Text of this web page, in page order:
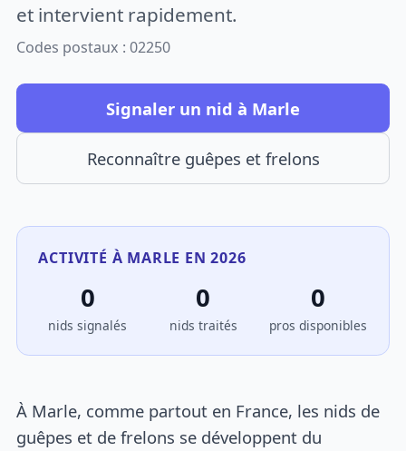
et intervient rapidement.
Codes postaux : 02250
Signaler un nid à Marle
Reconnaître guêpes et frelons
ACTIVITÉ À MARLE EN 2026
0
nids signalés
0
nids traités
0
pros disponibles
À Marle, comme partout en France, les nids de
guêpes et de frelons se développent du